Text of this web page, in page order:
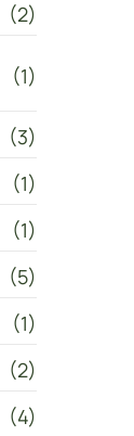
(2)
(1)
(3)
(1)
(1)
(5)
(1)
(2)
(4)